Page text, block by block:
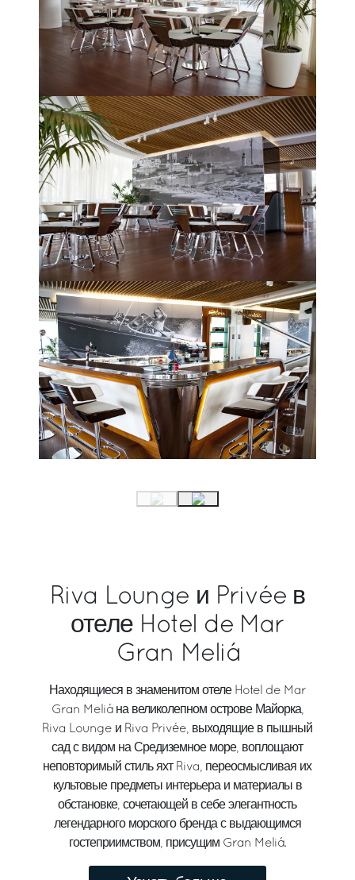
Riva Lounge и Privée в
отеле Hotel de Mar
Gran Meliá
Находящиеся в знаменитом отеле Hotel de Mar
Gran Meliá на великолепном острове Майорка,
Riva Lounge и Riva Privée, выходящие в пышный
сад с видом на Средиземное море, воплощают
неповторимый стиль яхт Riva, переосмысливая их
культовые предметы интерьера и материалы в
обстановке, сочетающей в себе элегантность
легендарного морского бренда с выдающимся
гостеприимством, присущим Gran Meliá.